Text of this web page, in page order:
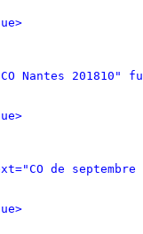
Nantes 201810"
de